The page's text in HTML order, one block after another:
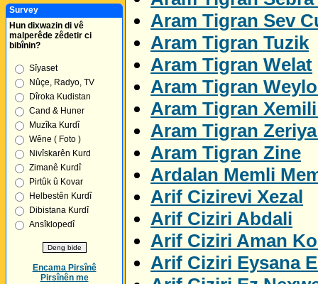
Survey
Hun dixwazin di vê
malperêde zêdetir ci
bibînin?
Sîyaset
Nûçe, Radyo, TV
Dîroka Kudistan
Cand & Huner
Muzîka Kurdî
Wêne ( Foto )
Nivîskarên Kurd
Zimanê Kurdî
Pirtûk û Kovar
Helbestên Kurdî
Dibistana Kurdî
Ansîklopedî
Encama Pirsînê
Pirsînên me
Aram Tigran Sev
Aram Tigran Tuzik
Aram Tigran Welat
Aram Tigran
Aram Tigran
Aram Tigran
Aram Tigran Zine
Ardalan Memli
Arif Cizirevi Xezal
Arif Ciziri Abdali
Arif Ciziri Aman
Arif Ciziri Eysana